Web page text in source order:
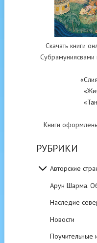
Скачать книги
Субрамуниясвами
Книги
РУБРИКИ
Авторские
Арун Шарма.
Наследие
Новости
Поучительные